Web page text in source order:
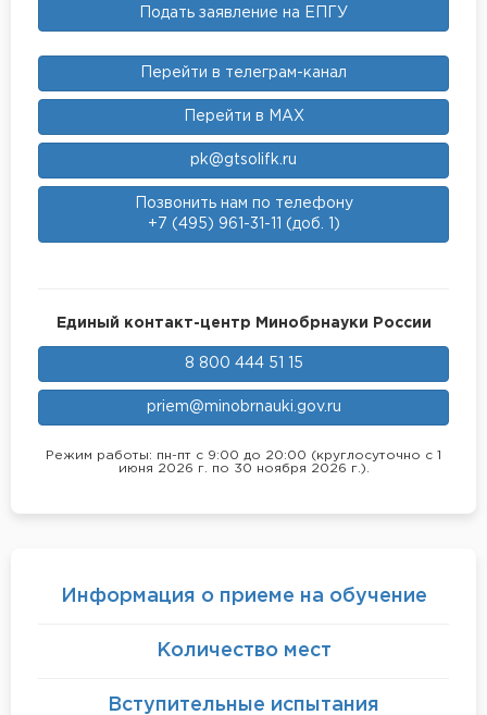
Подать заявление на ЕПГУ
Перейти в телеграм-канал
Перейти в MAX
pk@gtsolifk.ru
Позвонить нам по телефону
+7 (495) 961-31-11 (доб. 1)
Единый контакт-центр Минобрнауки России
8 800 444 51 15
priem@minobrnauki.gov.ru
Режим работы: пн-пт с 9:00 до 20:00 (круглосуточно с 1
июня 2026 г. по 30 ноября 2026 г.).
Информация о приеме на обучение
Количество мест
Вступительные испытания